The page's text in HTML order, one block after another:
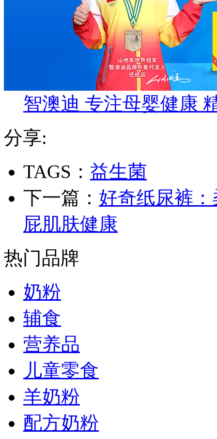
智澳迪 专注母婴健康
分享:
TAGS： 益生菌
下一篇： 好奇纸尿裤
屁肌肤健康
热门品牌
奶粉
辅食
营养品
儿童零食
羊奶粉
配方奶粉